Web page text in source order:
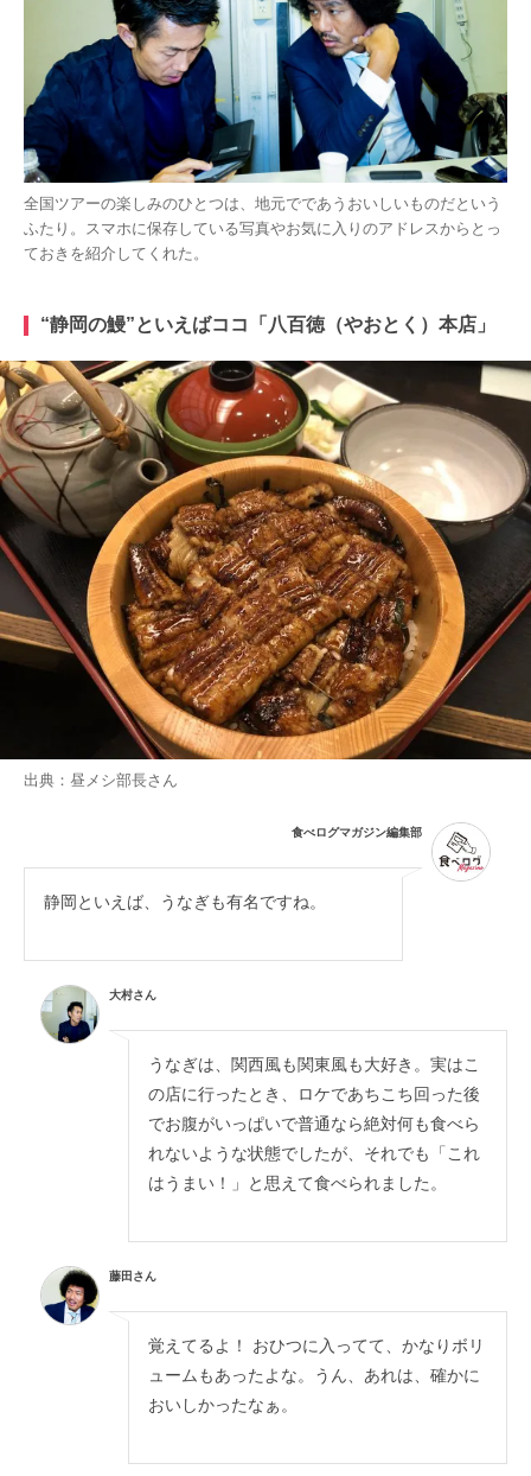
全国ツアーの楽しみのひとつは、地元でであうおいしいものだという
ふたり。スマホに保存している写真やお気に入りのアドレスからとっ
ておきを紹介してくれた。
“静岡の鰻”といえばココ「八百徳（やおとく）本店」
出典： 昼メシ部長さん
食べログマガジン編集部
静岡といえば、うなぎも有名ですね。
大村さん
うなぎは、関西風も関東風も大好き。実はこ
の店に行ったとき、ロケであちこち回った後
でお腹がいっぱいで普通なら絶対何も食べら
れないような状態でしたが、それでも「これ
はうまい！」と思えて食べられました。
藤田さん
覚えてるよ！ おひつに入ってて、かなりボリ
ュームもあったよな。うん、あれは、確かに
おいしかったなぁ。